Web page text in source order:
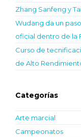
Zhang Sanfeng y
Wudang da un
oficial dentro de la
Curso de
de Alto
Categorías
Arte marcial
Campeonatos